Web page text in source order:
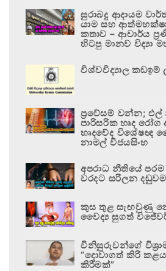
සුරාබදු ආදායම
යාම සහ
කතාව – ආචාර්ය
හිටපු මානව විද්‍යා
විශ්වවිද්‍යාල
ප්‍රවේසම් වන්න;
පාරිසරික හෘද රෝග
හෘදවේද විශේෂඥ
නාමල් විජයසිංහ
අපරාධ නීතියේ
වරදට සරිලන දඬුවම
කුස තුළ සැඟවුණු
වෛද්‍ය සුගත්
විනිසුරුවන්ගේ
“දොවාගත් කිරි
කිරීමක්”